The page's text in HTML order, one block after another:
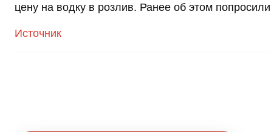
цену на водку в розлив. Ранее об этом
Источник